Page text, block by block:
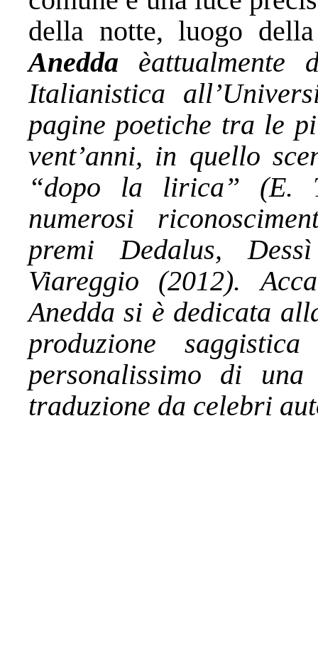
della notte, luogo
Anedda
Italianistica
pagine poetiche tra le
vent’anni, in quello
“dopo la lirica” (E.
numerosi
premi Dedalus,
Viareggio (2012).
Anedda si è dedicata
produzione
personalissimo di
traduzione da celebri